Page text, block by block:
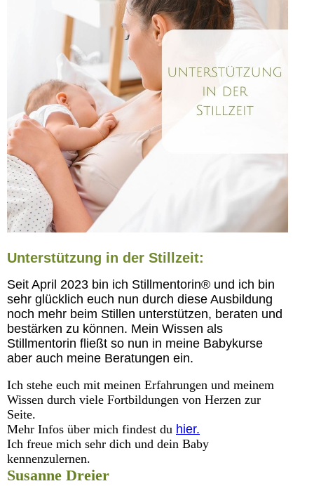
Unterstützung in der Stillzeit:
Seit April 2023 bin ich Stillmentorin® und ich bin
sehr glücklich euch nun durch diese Ausbildung
noch mehr beim Stillen unterstützen, beraten und
bestärken zu können. Mein Wissen als
Stillmentorin fließt so nun in meine Babykurse
aber auch meine Beratungen ein.
Ich stehe euch mit meinen Erfahrungen und meinem
Wissen durch viele Fortbildungen von Herzen zur
Seite.
Mehr Infos über mich findest du hier.
Ich freue mich sehr dich und dein Baby
kennenzulernen.
Susanne Dreier